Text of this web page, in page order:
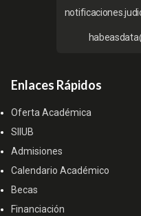
Enlaces Rápidos
Oferta Académica
SIIUB
Admisiones
Calendario Académico
Becas
Financiación